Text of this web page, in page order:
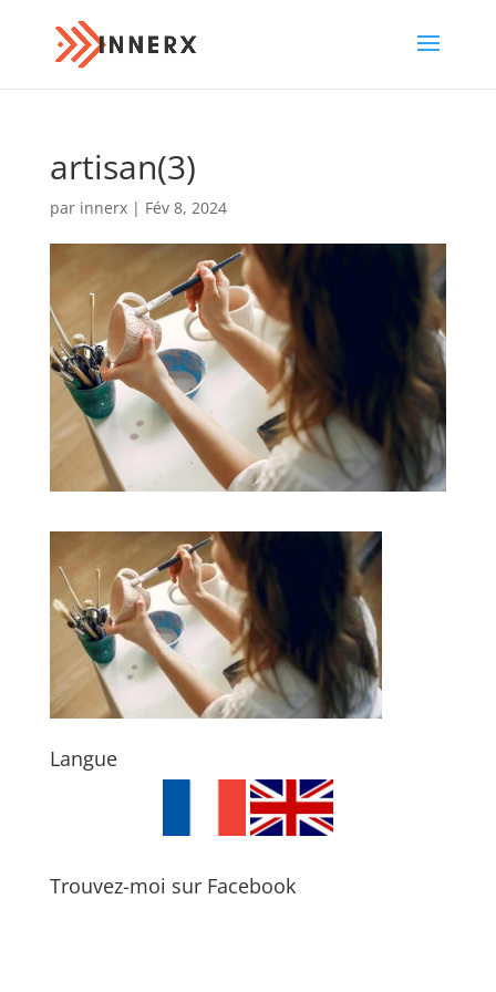
artisan(3)
par innerx| Fév 8, 2024
Langue
Trouvez-moi sur Facebook